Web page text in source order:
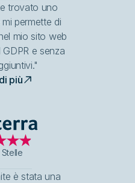
trovato uno
permette di
mio sito web
e senza
più
Stelle
è stata una